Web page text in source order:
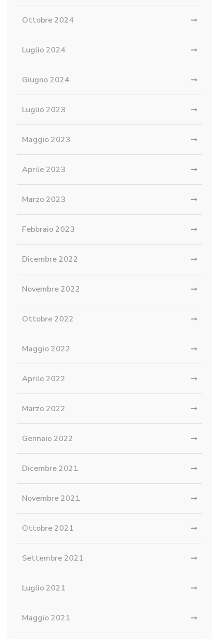
Ottobre 2024
Luglio 2024
Giugno 2024
Luglio 2023
Maggio 2023
Aprile 2023
Marzo 2023
Febbraio 2023
Dicembre 2022
Novembre 2022
Ottobre 2022
Maggio 2022
Aprile 2022
Marzo 2022
Gennaio 2022
Dicembre 2021
Novembre 2021
Ottobre 2021
Settembre 2021
Luglio 2021
Maggio 2021